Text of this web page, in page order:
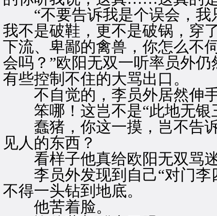
“不要告诉我是个误会，我
我不是破鞋，更不是破锅，穿
下流、卑鄙的禽兽，你怎么不
会吗？”欧阳无双一听率员外
有些控制不住的大骂出口。
不自觉的，李员外居然伸
笨哪！这岂不是“此地无银
蠢猪，你这一摸，岂不告诉
见人的东西？
看样子他真给欧阳无双骂
李员外发现到自己“对门李
不得一头钻到地底。
他苦着脸。